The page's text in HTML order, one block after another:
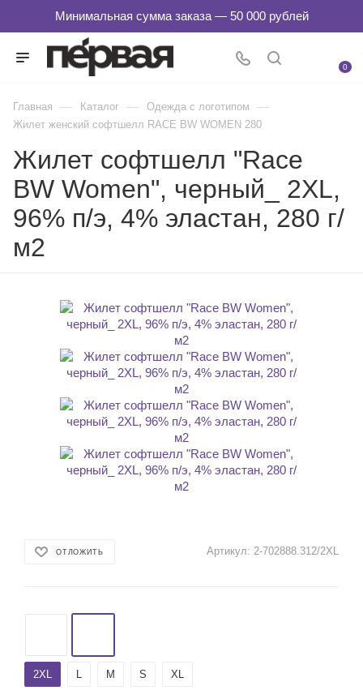
0
Главная — Каталог — Одежда с логотипом —
Жилет женский софтшелл RACE BW WOMEN 280
Жилет софтшелл "Race
BW Women", черный_ 2XL,
96% п/э, 4% эластан, 280 г/
м2
ОТЛОЖИТЬ Артикул: 2-702888.312/2XL
2ХL L M S XL